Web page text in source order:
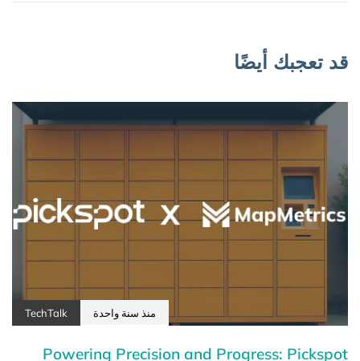
قد تعجبك أيضًا
منذ سنة واحدة TechTalk
Powering Precision and Progress: Pickspot